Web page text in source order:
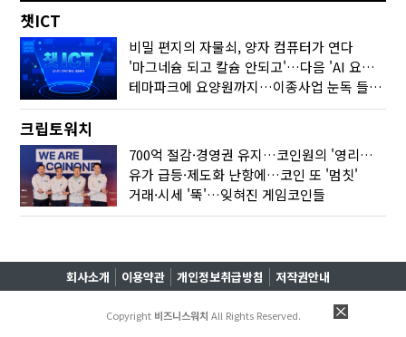
챗ICT
비밀 편지의 자물쇠, 양자 컴퓨터가 연다
'마그네슘 되고 칼슘 안되고'…다음 'AI 요약' 갈 길은
테마파크에 요양원까지…이종사업 눈독 들이는 게임사
크립토워치
700억 절감·경영권 유지…코인원의 '영리한 딜'
유가 급등·제도화 난항에…코인 또 '멈칫'
거래·시세 '뚝'…잊혀진 게임코인들
회사소개 이용약관 개인정보취급방침 저작권안내
Copyright 비즈니스워치 All Rights Reserved.